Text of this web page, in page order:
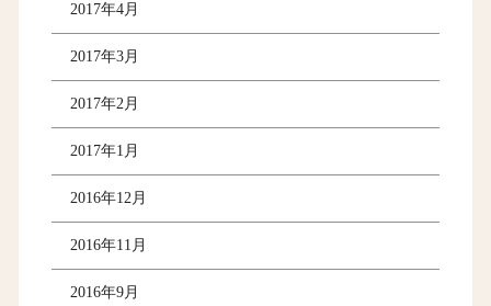
2017年4月
2017年3月
2017年2月
2017年1月
2016年12月
2016年11月
2016年9月